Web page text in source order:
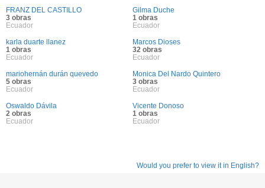
FRANZ DEL CASTILLO
3 obras
Ecuador
Gilma Duche
1 obras
Ecuador
karla duarte llanez
1 obras
Ecuador
Marcos Dioses
32 obras
Ecuador
mariohernán durán quevedo
5 obras
Ecuador
Monica Del Nardo Quintero
3 obras
Ecuador
Oswaldo Dávila
2 obras
Ecuador
Vicente Donoso
1 obras
Ecuador
Would you prefer to view it in English?